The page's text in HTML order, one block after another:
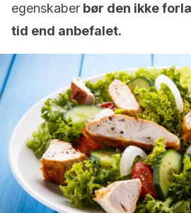
egenskaber bør den ikke
tid end anbefalet.